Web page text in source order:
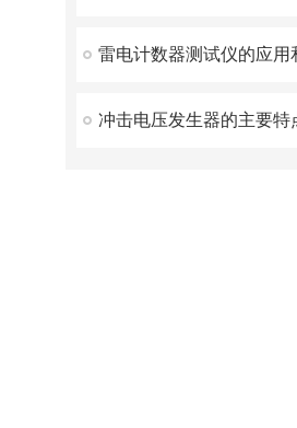
雷电计数器测试仪的应用
冲击电压发生器的主要特